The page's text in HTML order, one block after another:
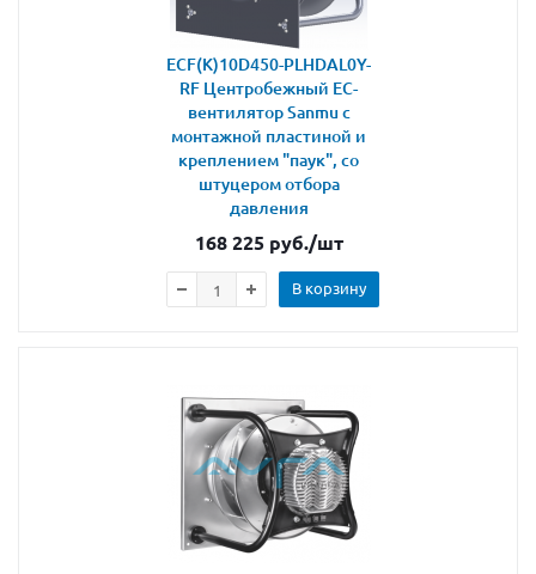
ECF(K)10D450-PLHDAL0Y-
RF Центробежный ЕС-
вентилятор Sanmu с
монтажной пластиной и
креплением "паук", со
штуцером отбора
давления
168 225руб./шт
В корзину